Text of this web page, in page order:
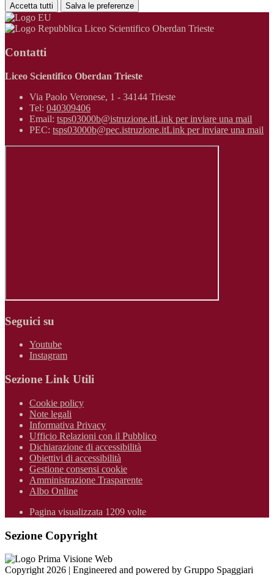
Accetta tutti Salva le preferenze
Liceo Scientifico Oberdan Trieste
Contatti
Liceo Scientifico Oberdan Trieste
Via Paolo Veronese, 1 - 34144 Trieste
Tel: 040309406
Email: tsps03000b@istruzione.itLink per inviare una mail
PEC: tsps03000b@pec.istruzione.itLink per inviare una mail
Seguici su
Youtube
Instagram
Sezione Link Utili
Cookie policy
Note legali
Informativa Privacy
Ufficio Relazioni con il Pubblico
Dichiarazione di accessibilità
Obiettivi di accessibilità
Gestione consensi cookie
Amministrazione Trasparente
Albo Online
Pagina visualizzata 1209 volte
Sezione Copyright
Copyright 2026 | Engineered and powered by Gruppo Spaggiari